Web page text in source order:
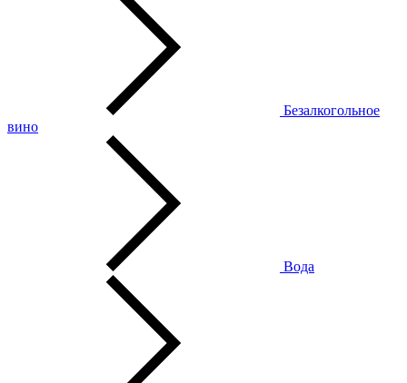
Безалкогольное
вино
Вода